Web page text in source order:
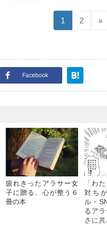
1 2 »
Facebook
疲れきったアラサー女
子に贈る、心が整う６
冊の本
「わ
対ち
ル・
るア
さに